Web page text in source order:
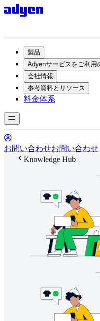
製品
Adyenサービスをご利用
会社情報
参考資料とリソース
料金体系
お問い合わせお問い合わせ
Knowledge Hub